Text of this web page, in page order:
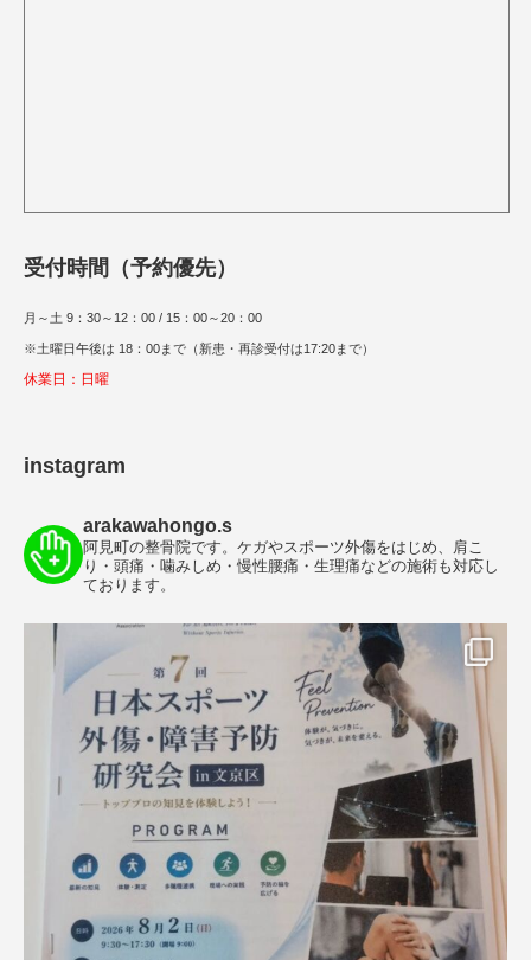
受付時間（予約優先）
月～土 9：30～12：00 / 15：00～20：00
※土曜日午後は 18：00まで（新患・再診受付は17:20まで）
休業日：日曜
instagram
arakawahongo.s
阿見町の整骨院です。ケガやスポーツ外傷をはじめ、肩こ
り・頭痛・噛みしめ・慢性腰痛・生理痛などの施術も対応し
ております。